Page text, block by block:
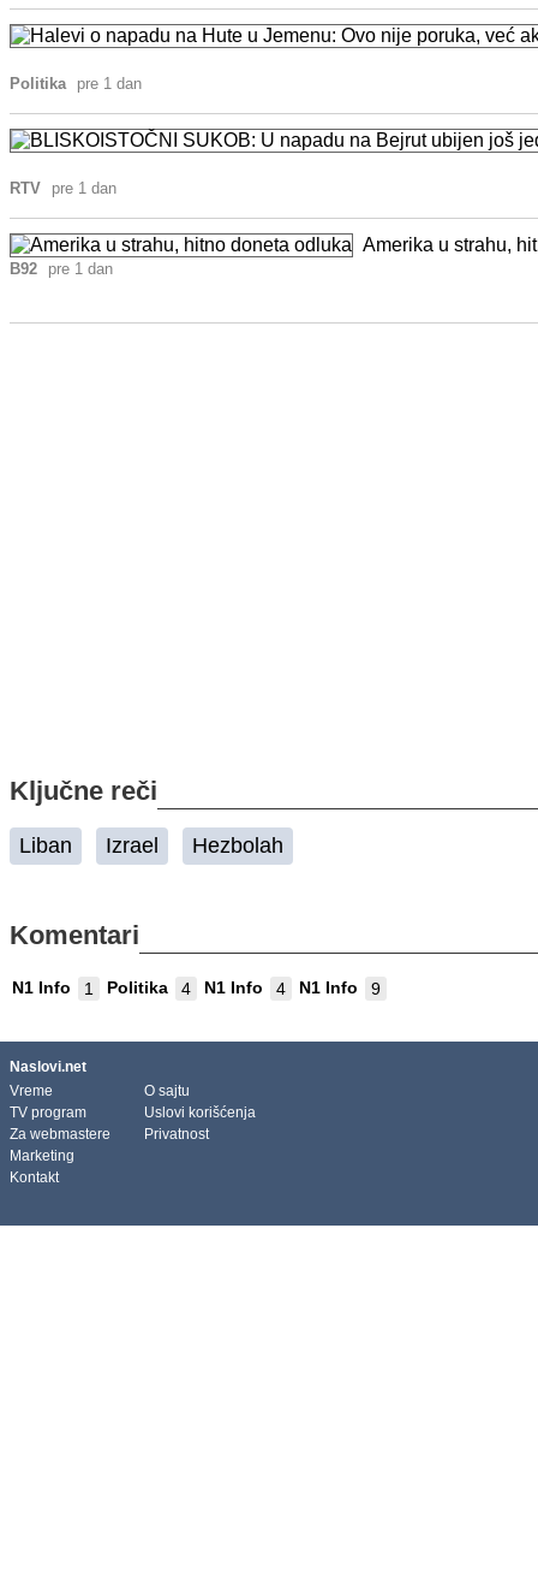
Politika pre 1 dan
RTV pre 1 dan
Amerika u strahu,
B92 pre 1 dan
Ključne reči
Liban Izrael Hezbolah
Komentari
N1 Info 1 Politika 4 N1 Info 4 N1 Info 9
Naslovi.net
Vreme
TV program
Za webmastere
Marketing
Kontakt
O sajtu
Uslovi korišćenja
Privatnost